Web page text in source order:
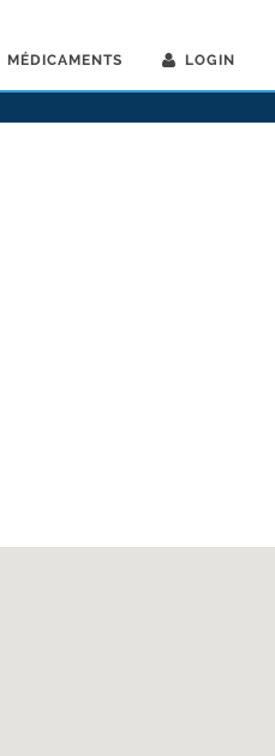
MÉDICAMENTS LOGIN
>Allergologues>Schaffhausen